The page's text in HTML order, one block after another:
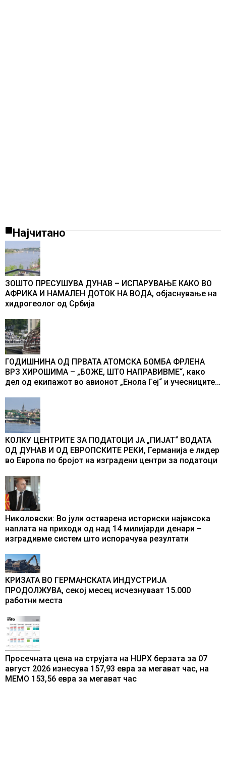
Најчитано
ЗОШТО ПРЕСУШУВА ДУНАВ – ИСПАРУВАЊЕ КАКО ВО
АФРИКА И НАМАЛЕН ДОТОК НА ВОДА, објаснување на
хидрогеолог од Србија
ГОДИШНИНА ОД ПРВАТА АТОМСКА БОМБА ФРЛЕНА
ВРЗ ХИРОШИМА – „БОЖЕ, ШТО НАПРАВИВМЕ“, како
дел од екипажот во авионот „Енола Геј“ и учесниците
промени текот на историјата
КОЛКУ ЦЕНТРИТЕ ЗА ПОДАТОЦИ ЈА „ПИЈАТ“ ВОДАТА
ОД ДУНАВ И ОД ЕВРОПСКИТЕ РЕКИ, Германија е лидер
во Европа по бројот на изградени центри за податоци
Николовски: Во јули остварена историски највисока
наплата на приходи од над 14 милијарди денари –
изградивме систем што испорачува резултати
КРИЗАТА ВО ГЕРМАНСКАТА ИНДУСТРИЈА
ПРОДОЛЖУВА, секој месец исчезнуваат 15.000
работни места
Просечната цена на струјата на HUPX берзата за 07
август 2026 изнесува 157,93 евра за мегават час, на
МЕМО 153,56 евра за мегават час